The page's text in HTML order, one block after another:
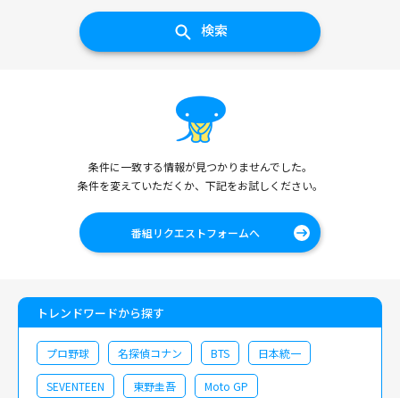
検索
条件に一致する情報が見つかりませんでした。
条件を変えていただくか、下記をお試しください。
番組リクエストフォームへ
トレンドワードから探す
プロ野球 名探偵コナン BTS 日本統一
SEVENTEEN 東野圭吾 Moto GP